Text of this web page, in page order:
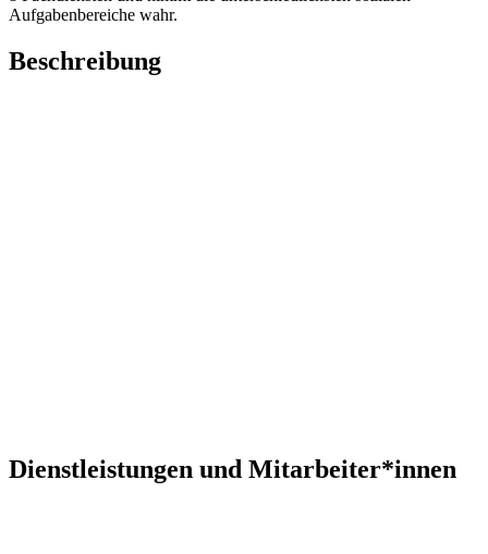
Aufgabenbereiche wahr.
Beschreibung
Dienstleistungen und Mitarbeiter*innen